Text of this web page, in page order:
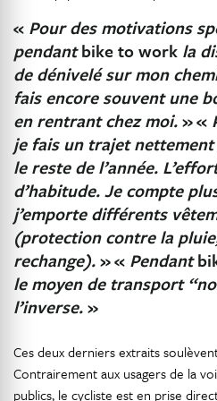
« Pour des motivations
pendantbike to work la
de dénivelé sur mon
fais encore souvent une
en rentrant chez moi.»«
je fais un trajet
le reste de l’année.
d’habitude. Je compte
j’emporte différents
(protection contre la
rechange).»« Pendant
le moyen de transport
l’inverse.»
Ces deux derniers extraits
Contrairement aux usagers de la
publics, le cycliste est en prise